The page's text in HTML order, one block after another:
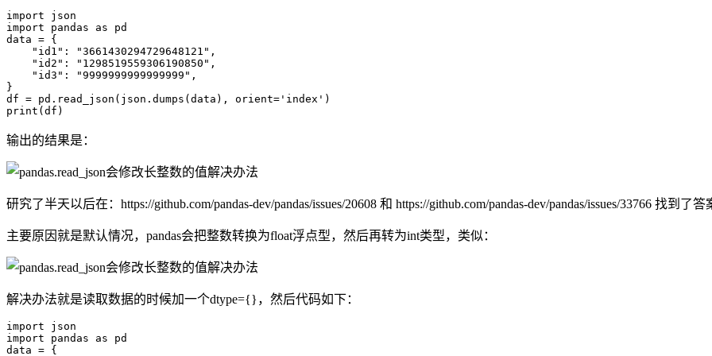
import json
import pandas as pd
data = {
"id1": "3661430294729648121",
"id2": "1298519559306190850",
"id3": "9999999999999999",
}
df = pd.read_json(json.dumps(data), orient='index')
print(df)
输出的结果是：
研究了半天以后在：https://github.com/pandas-dev/pandas/issues/20608 和 https://github.com/pandas-dev/pandas/issues/33766 找到了答
主要原因就是默认情况，pandas会把整数转换为float浮点型，然后再转为int类型，类似：
解决办法就是读取数据的时候加一个dtype={}，然后代码如下：
import json
import pandas as pd
data = {